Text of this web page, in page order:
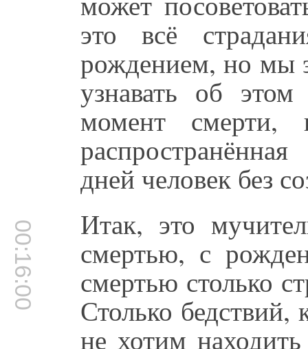
это всё
рождением, но мы
узнавать об
момент смерти,
дней человек без
00:16:00 Итак, это
смертью, с
смертью столько
Столько
не хотим